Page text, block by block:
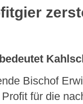
Bischof
für die